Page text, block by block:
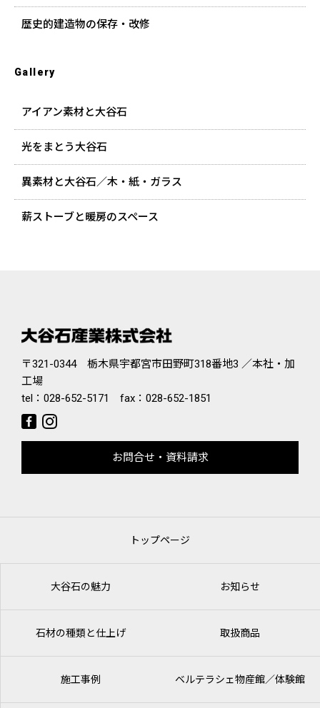
歴史的建造物の保存・改修
Gallery
アイアン素材と大谷石
光をまとう大谷石
異素材と大谷石／木・紙・ガラス
薪ストーブと暖房のスペース
〒321-0344 栃木県宇都宮市田野町318番地3 ／本社・加
工場
tel： 028-652-5171 fax：028-652-1851
お問合せ・資料請求
トップページ
大谷石の魅力 お知らせ
石材の種類と仕上げ 取扱商品
施工事例 ベルテラシェ物産館／体験館